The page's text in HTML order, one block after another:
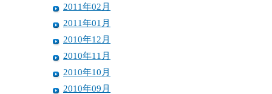
2011年02月
2011年01月
2010年12月
2010年11月
2010年10月
2010年09月